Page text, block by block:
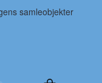
samleobjekter